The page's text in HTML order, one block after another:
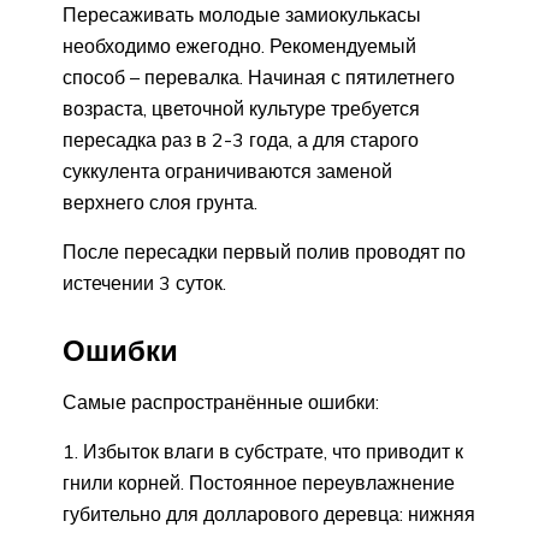
Пересаживать молодые замиокулькасы
необходимо ежегодно. Рекомендуемый
способ – перевалка. Начиная с пятилетнего
возраста, цветочной культуре требуется
пересадка раз в 2-3 года, а для старого
суккулента ограничиваются заменой
верхнего слоя грунта.
После пересадки первый полив проводят по
истечении 3 суток.
Ошибки
Самые распространённые ошибки:
Избыток влаги в субстрате, что приводит к
гнили корней. Постоянное переувлажнение
губительно для долларового деревца: нижняя